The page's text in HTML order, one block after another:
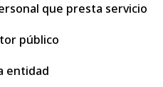
que presta servicio
público
entidad